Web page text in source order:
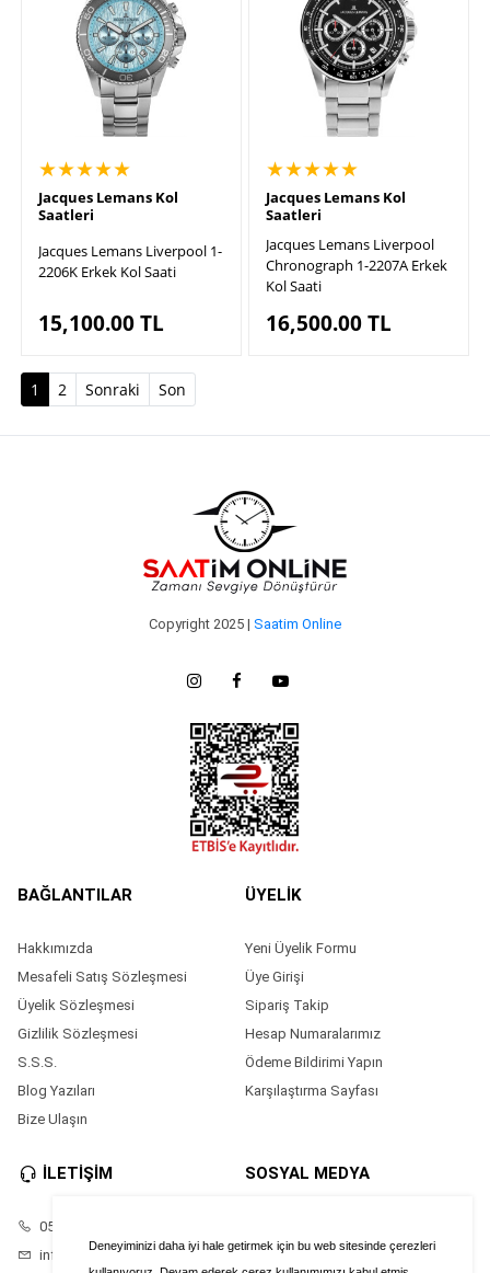
Deneyiminizi daha iyi hale getirmek için bu web sitesinde çerezleri
★★★★★
Jacques Lemans Kol
Saatleri
Jacques Lemans Liverpool 1-
2206K Erkek Kol Saati
15,100.00TL
★★★★★
Jacques Lemans Kol
Saatleri
Jacques Lemans Liverpool
Chronograph 1-2207A Erkek
Kol Saati
16,500.00TL
1 (current)
2 Sonraki Son
Copyright 2025 | Saatim Online
BAĞLANTILAR
Hakkımızda
Mesafeli Satış Sözleşmesi
Üyelik Sözleşmesi
Gizlilik Sözleşmesi
S.S.S.
Blog Yazıları
Bize Ulaşın
ÜYELİK
Yeni Üyelik Formu
Üye Girişi
Sipariş Takip
Hesap Numaralarımız
Ödeme Bildirimi Yapın
Karşılaştırma Sayfası
İLETİŞİM
05528686874
info@saatimonline.com
SOSYAL MEDYA
Instagram